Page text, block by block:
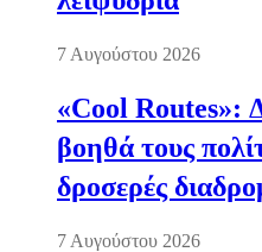
7 Αυγούστου 2026
«Cool Routes»:
βοηθά τους
δροσερές
7 Αυγούστου 2026